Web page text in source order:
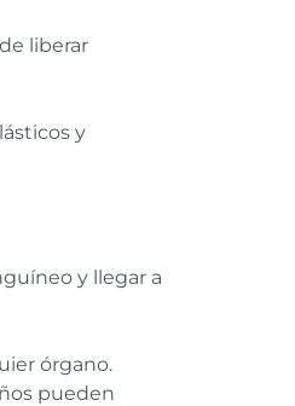
liberar
y
y llegar a
órgano.
pueden